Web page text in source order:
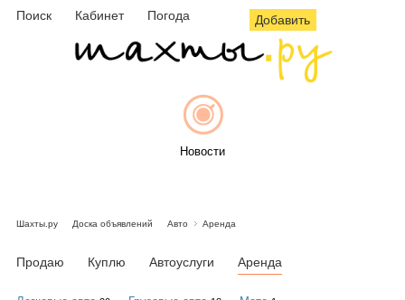
Поиск Кабинет Погода Добавить
Новости
Шахты.ру Доска объявлений Авто Аренда
Продаю Куплю Автоуслуги Аренда